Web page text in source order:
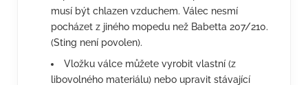
musí být chlazen vzduchem. Válec nesmí
pocházet z jiného mopedu než Babetta 207/210.
(Sting není povolen).
Vložku válce můžete vyrobit vlastní (z
libovolného materiálu) nebo upravit stávající